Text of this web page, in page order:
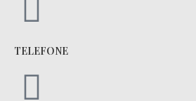
TELEFONE